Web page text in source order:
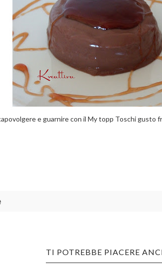
e guarnire con il My topp Toschi gusto
TI POTREBBE PIACERE